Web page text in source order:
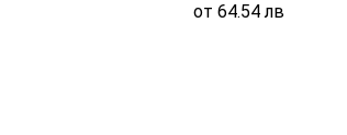
от 64.54лв